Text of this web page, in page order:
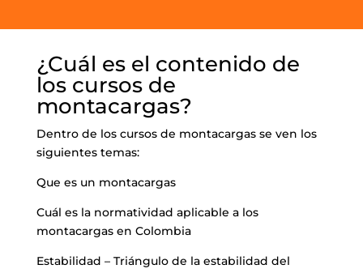
¿Cuál es el contenido de
los cursos de
montacargas?
Dentro de los cursos de montacargas se ven los
siguientes temas:
Que es un montacargas
Cuál es la normatividad aplicable a los
montacargas en Colombia
Estabilidad – Triángulo de la estabilidad del